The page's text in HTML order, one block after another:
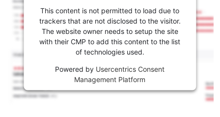
This content is not permitted to load due to
trackers that are not disclosed to the visitor.
The website owner needs to setup the site
with their CMP to add this content to the list
of technologies used.
Powered by Usercentrics Consent
Management Platform